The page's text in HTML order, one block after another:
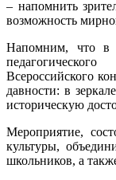
– напомнить
возможность
Напомним, что в
Всероссийского
давности: в
историческую
Мероприятие,
культуры,
школьников, а